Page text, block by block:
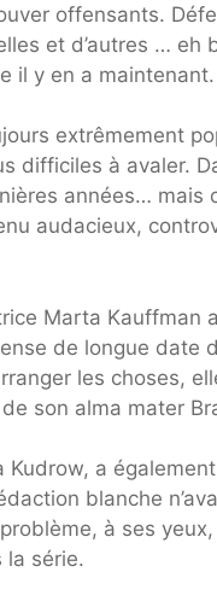
offensants.
et d’autres …
il y en a maintenant.
extrêmement
difficiles à avaler.
années… mais
audacieux,
Marta Kauffman
de longue date
les choses,
son alma mater
Kudrow, a
blanche
à ses
la série.